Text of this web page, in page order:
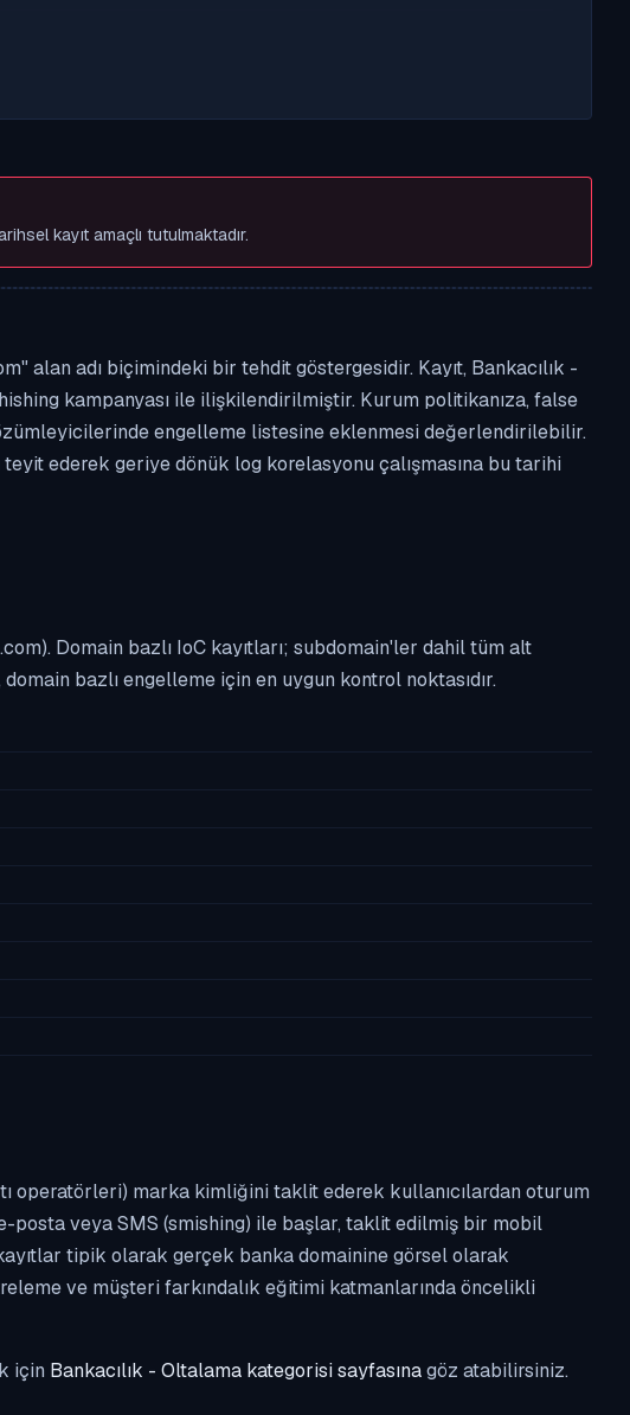
kayıt amaçlı tutulmaktadır.
alan adı biçimindeki bir tehdit göstergesidir. Kayıt, Bankacılık -
kampanyası ile ilişkilendirilmiştir. Kurum politikanıza, false
engelleme listesine eklenmesi değerlendirilebilir.
teyit ederek geriye dönük log korelasyonu çalışmasına bu tarihi
Domain bazlı IoC kayıtları; subdomain'ler dahil tüm alt
bazlı engelleme için en uygun kontrol noktasıdır.
operatörleri) marka kimliğini taklit ederek kullanıcılardan oturum
posta veya SMS (smishing) ile başlar, taklit edilmiş bir mobil
tipik olarak gerçek banka domainine görsel olarak
ve müşteri farkındalık eğitimi katmanlarında öncelikli
için Bankacılık - Oltalama kategorisi sayfasınagöz atabilirsiniz.